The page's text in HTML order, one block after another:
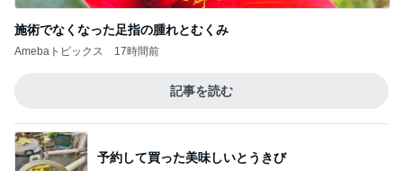
施術でなくなった足指の腫れとむくみ
Amebaトピックス 17時間前
記事を読む
予約して買った美味しいとうきび